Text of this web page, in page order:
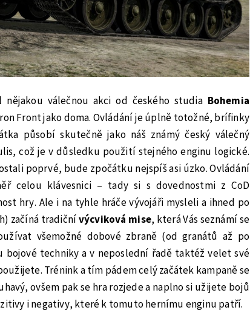
válečnou akci od českého studiaBohemia
Front jako doma. Ovládání je úplně totožné, brífinky
působí skutečně jako náš známý český válečný
což je v důsledku použití stejného enginu logické.
poprvé, bude zpočátku nejspíš asi úzko. Ovládání
celou klávesnici – tady si s dovednostmi z CoD
hry. Ale i na tyhle hráče vývojáři mysleli a ihned po
začíná tradičnívýcviková mise, která Vás seznámí se
všemožné dobové zbraně (od granátů až po
techniky a v neposlední řadě taktéž velet své
Trénink a tím pádem celý začátek kampaně se
ovšem pak se hra rozjede a naplno si užijete bojů
i negativy, které k tomuto hernímu enginu patří.